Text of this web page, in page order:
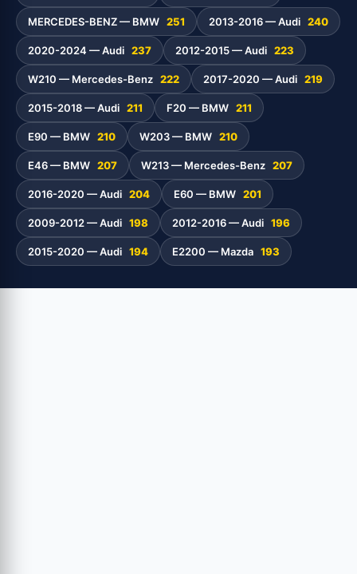
MERCEDES-BENZ — BMW 251 2013-2016 — Audi 240
2020-2024 — Audi 237 2012-2015 — Audi 223
W210 — Mercedes-Benz 222 2017-2020 — Audi 219
2015-2018 — Audi 211 F20 — BMW 211
E90 — BMW 210 W203 — BMW 210
E46 — BMW 207 W213 — Mercedes-Benz 207
2016-2020 — Audi 204 E60 — BMW 201
2009-2012 — Audi 198 2012-2016 — Audi 196
2015-2020 — Audi 194 E2200 — Mazda 193